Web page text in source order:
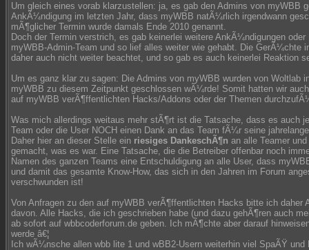
Um gleich eines vorab klarzustellen: ja, es gab den Admins von myWBB
AnkÃ¼ndigung im letzten Jahr, dass myWBB natÃ¼rlich irgendwann
mÃ¶glicher Termin wurde damals Ende 2010 genannt.
Doch der Termin verstrich, es gab keinerlei weitere AnkÃ¼ndigungen
myWBB-Admin-Team und so lief alles weiter wie gehabt. Die GerÃ¼chte
daher auch nicht weiter beachtet, und so gab es auch keinerlei Reaktion
Um es ganz klar zu sagen: Die Admins von myWBB wurden von Woltlab
myWBB zu diesem Zeitpunkt geschlossen wÃ¼rde! Somit hatten wir
auf myWBB verÃ¶ffentlichten Hacks/Addons oder der Themen
Was mich allerdings weitaus mehr stÃ¶rt ist die Tatsache, dass es auch
Team oder die User NOCH einen Dank an das Team fÃ¼r seine
Daher hier an dieser Stelle ein riesiges DankeschÃ¶n an alle Teamer
gemacht, was es war. Eine Tatsache, die die Betreiber offenbar noch
Namen des ganzen Teams eine Entschuldigung an alle User, dass
und damit das gesamte Know-How, das sich in den Jahren im Forum
verschwunden ist!
Von Anfragen zu den auf myWBB verÃ¶ffentlichten Hacks bitte ich daher
davon. Alle Hacks, die ich geschrieben habe (und dazu gehÃ¶ren auch
ab sofort auf wbbcoderforum.de geben. Ich mÃ¶chte aber darauf
werde â€¦
Ich wÃ¼nsche allen wbb lite 1 und wBB2-Usern weiterhin viel SpaÃŸ und